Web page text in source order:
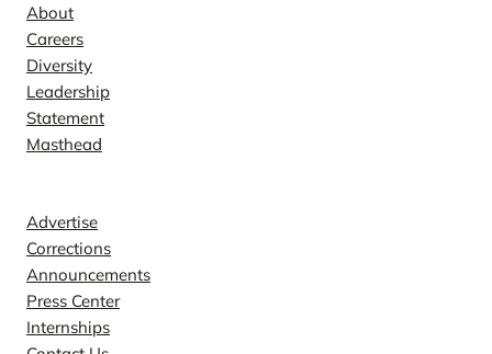
About
Careers
Diversity
Leadership
Statement
Masthead
Advertise
Corrections
Announcements
Press Center
Internships